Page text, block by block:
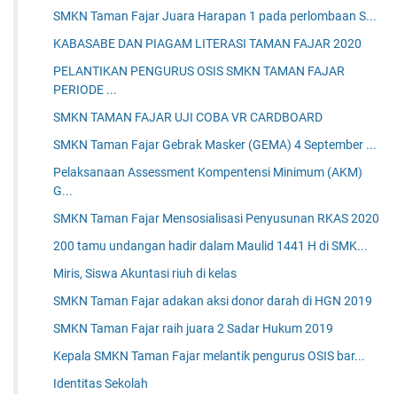
SMKN Taman Fajar Juara Harapan 1 pada perlombaan S...
KABASABE DAN PIAGAM LITERASI TAMAN FAJAR 2020
PELANTIKAN PENGURUS OSIS SMKN TAMAN FAJAR
PERIODE ...
SMKN TAMAN FAJAR UJI COBA VR CARDBOARD
SMKN Taman Fajar Gebrak Masker (GEMA) 4 September ...
Pelaksanaan Assessment Kompentensi Minimum (AKM)
G...
SMKN Taman Fajar Mensosialisasi Penyusunan RKAS 2020
200 tamu undangan hadir dalam Maulid 1441 H di SMK...
Miris, Siswa Akuntasi riuh di kelas
SMKN Taman Fajar adakan aksi donor darah di HGN 2019
SMKN Taman Fajar raih juara 2 Sadar Hukum 2019
Kepala SMKN Taman Fajar melantik pengurus OSIS bar...
Identitas Sekolah